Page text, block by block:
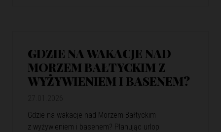
GDZIE NA WAKACJE NAD
MORZEM BAŁTYCKIM Z
WYŻYWIENIEM I BASENEM?
Gdzie na wakacje nad Morzem Bałtyckim
z wyżywieniem i basenem? Planując urlop